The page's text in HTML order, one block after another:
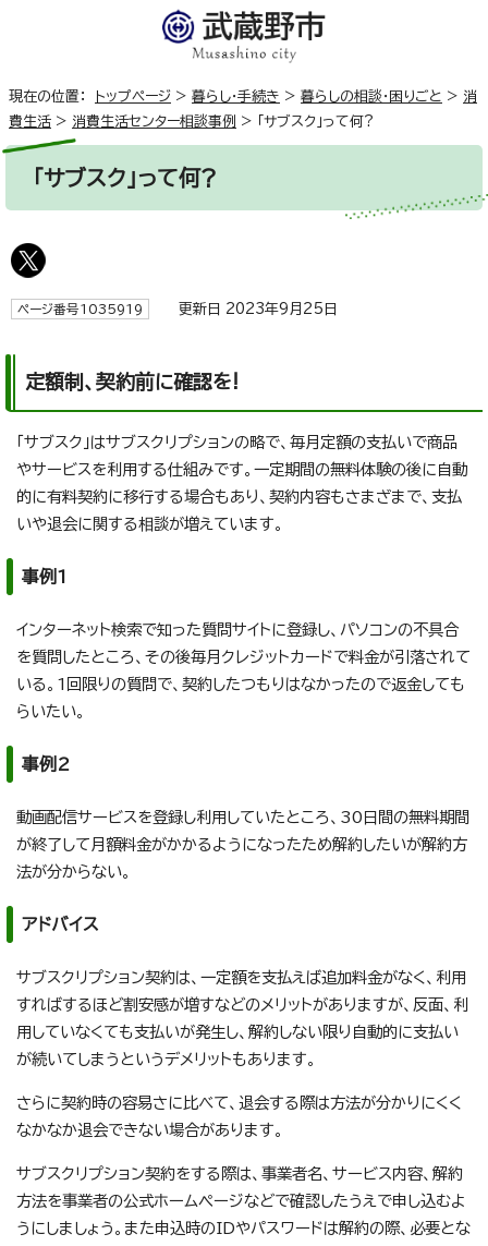
現在の位置： トップページ > 暮らし・手続き > 暮らしの相談・困りごと > 消
費生活 > 消費生活センター相談事例 > 「サブスク」って何?
「サブスク」って何?
ページ番号1035919 更新日 2023年9月25日
定額制、契約前に確認を!
「サブスク」はサブスクリプションの略で、毎月定額の支払いで商品
やサービスを利用する仕組みです。一定期間の無料体験の後に自動
的に有料契約に移行する場合もあり、契約内容もさまざまで、支払
いや退会に関する相談が増えています。
事例1
インターネット検索で知った質問サイトに登録し、パソコンの不具合
を質問したところ、その後毎月クレジットカードで料金が引落されて
いる。1回限りの質問で、契約したつもりはなかったので返金しても
らいたい。
事例2
動画配信サービスを登録し利用していたところ、30日間の無料期間
が終了して月額料金がかかるようになったため解約したいが解約方
法が分からない。
アドバイス
サブスクリプション契約は、一定額を支払えば追加料金がなく、利用
すればするほど割安感が増すなどのメリットがありますが、反面、利
用していなくても支払いが発生し、解約しない限り自動的に支払い
が続いてしまうというデメリットもあります。
さらに契約時の容易さに比べて、退会する際は方法が分かりにくく
なかなか退会できない場合があります。
サブスクリプション契約をする際は、事業者名、サービス内容、解約
方法を事業者の公式ホームページなどで確認したうえで申し込むよ
うにしましょう。また申込時のIDやパスワードは解約の際、必要とな